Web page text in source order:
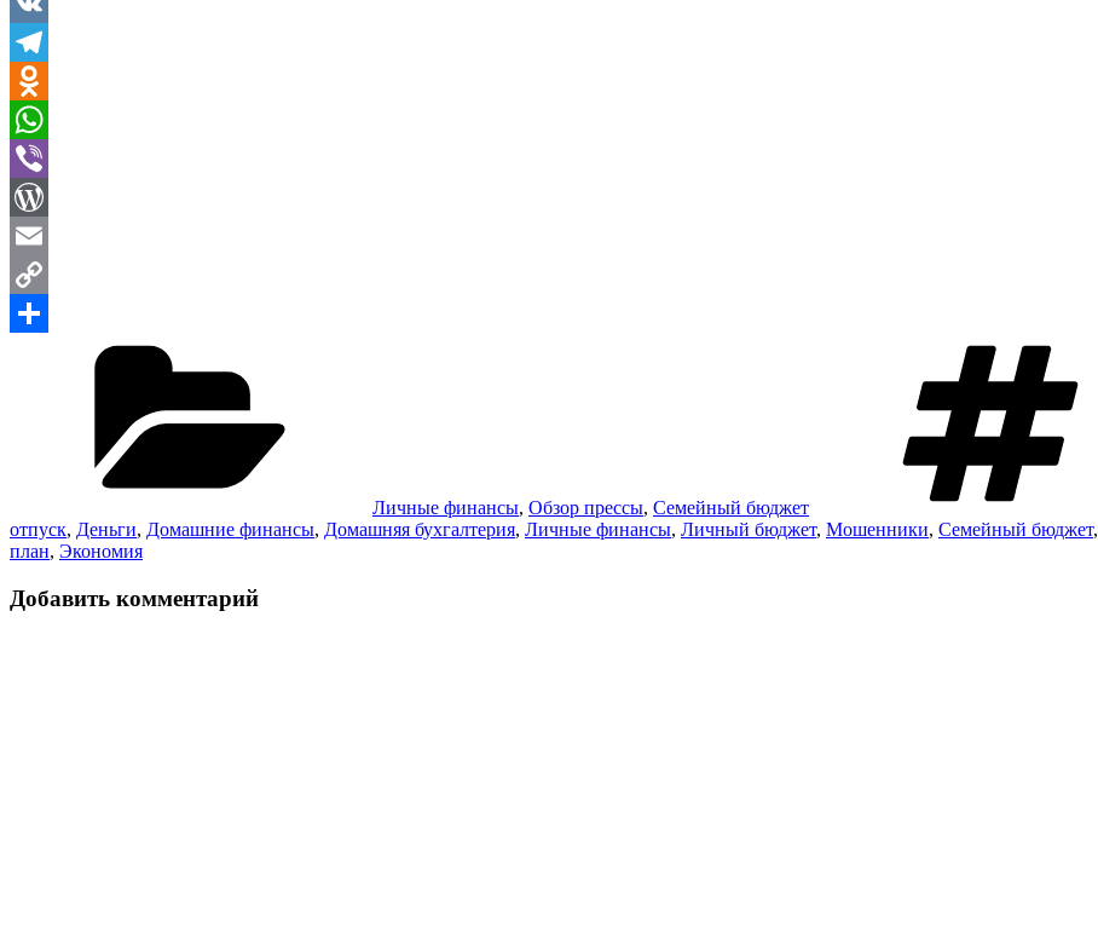
VK
Telegram
Odnoklassniki
WhatsApp
Viber
WordPress
Email
Copy
Отправить
Личные финансы, Обзор прессы, Семейный бюджет
отпуск, Деньги, Домашние финансы, Домашняя бухгалтерия, Личные финансы, Личный бюджет, Мошенники, Семейный бюджет,
план, Экономия
Добавить комментарий